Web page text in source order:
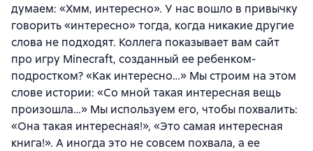
думаем: «Хмм, интересно». У нас вошло в привычку
говорить «интересно» тогда, когда никакие другие
слова не подходят. Коллега показывает вам сайт
про игру Minecraft, созданный ее ребенком-
подростком? «Как интересно…» Мы строим на этом
слове истории: «Со мной такая интересная вещь
произошла…» Мы используем его, чтобы похвалить:
«Она такая интересная!», «Это самая интересная
книга!». А иногда это не совсем похвала, а ее